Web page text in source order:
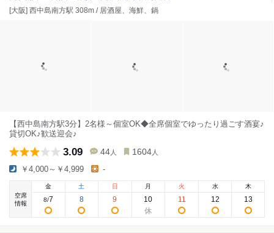
[大阪] 西中島南方駅 308m / 居酒屋、海鮮、鍋
【西中島南方駅3分】2名様～個室OK◆全席個室でゆったり過ごす酒宴♪
貸切OK♪歓送迎会♪
3.09 44 人 1604 人
￥4,000～￥4,999 -
空席
情報
金
8/7
土
8
日
9
月
10
火
11
水
12
木
13